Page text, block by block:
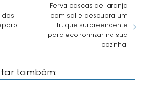
dos
Ferva cascas de laranja
com sal e descubra um
truque surpreendente
para economizar na sua
cozinha!
também: